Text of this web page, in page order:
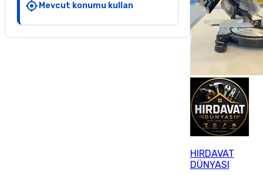
Mevcut konumu kullan
HIRDAVAT
DÜNYASI